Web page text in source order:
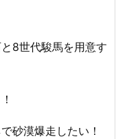
8世代駿馬を用意す
砂漠爆走したい！